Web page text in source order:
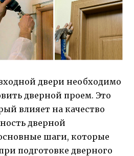
двери необходимо
дверной проем. Это
влияет на качество
дверной
шаги, которые
подготовке дверного